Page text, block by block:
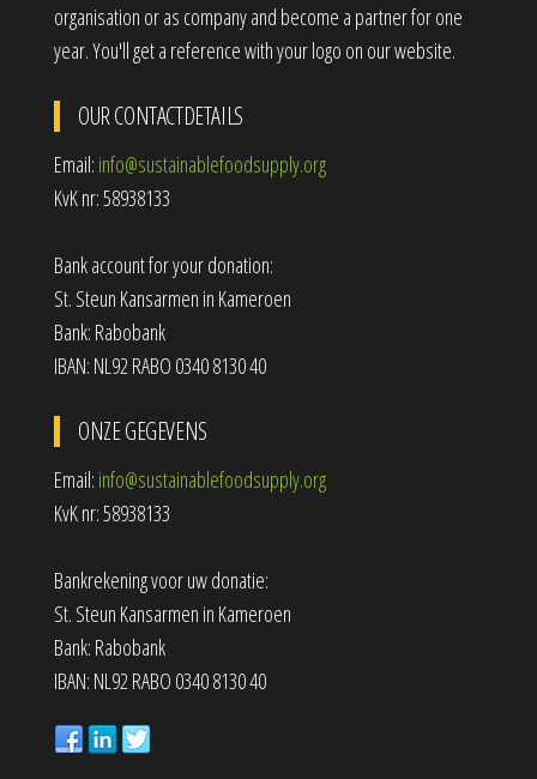
organisation or as company and become a partner for one
year. You'll get a reference with your logo on our website.
OUR CONTACTDETAILS
Email: info@sustainablefoodsupply.org
KvK nr: 58938133
Bank account for your donation:
St. Steun Kansarmen in Kameroen
Bank: Rabobank
IBAN: NL92 RABO 0340 8130 40
ONZE GEGEVENS
Email: info@sustainablefoodsupply.org
KvK nr: 58938133
Bankrekening voor uw donatie:
St. Steun Kansarmen in Kameroen
Bank: Rabobank
IBAN: NL92 RABO 0340 8130 40